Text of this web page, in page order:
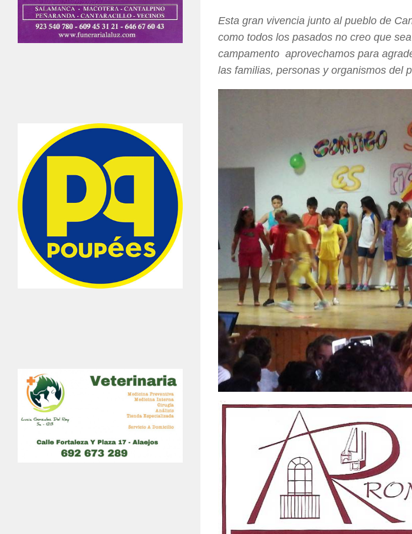
Esta gran vivencia junto al pueblo de
como todos los pasados no creo que
campamento aprovechamos para
las familias, personas y organismos del